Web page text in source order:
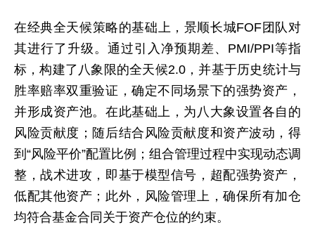
在经典全天候策略的基础上，景顺长城FOF团队对
其进行了升级。通过引入净预期差、PMI/PPI等指
标，构建了八象限的全天候2.0，并基于历史统计与
胜率赔率双重验证，确定不同场景下的强势资产，
并形成资产池。在此基础上，为八大象设置各自的
风险贡献度；随后结合风险贡献度和资产波动，得
到“风险平价”配置比例；组合管理过程中实现动态调
整，战术进攻，即基于模型信号，超配强势资产，
低配其他资产；此外，风险管理上，确保所有加仓
均符合基金合同关于资产仓位的约束。